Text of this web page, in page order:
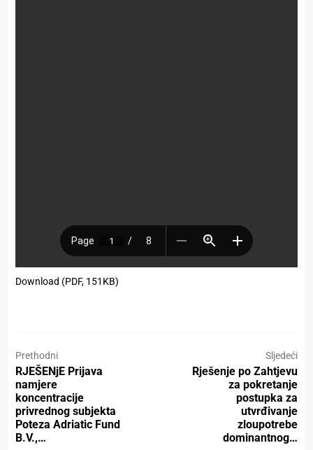
Download (PDF, 151KB)
Prethodni
RJEŠENjE Prijava
namjere
koncentracije
privrednog subjekta
Poteza Adriatic Fund
B.V.,…
Sljedeći
Rješenje po Zahtjevu
za pokretanje
postupka za
utvrđivanje
zloupotrebe
dominantnog…